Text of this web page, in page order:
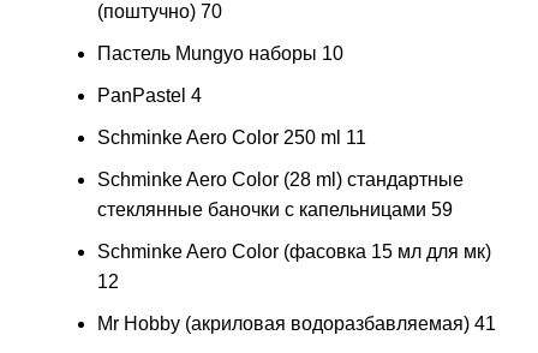
(поштучно) 70
Пастель Mungyo наборы 10
PanPastel 4
Schminke Aero Color 250 ml 11
Schminke Aero Color (28 ml) стандартные
стеклянные баночки с капельницами 59
Schminke Aero Color (фасовка 15 мл для мк)
12
Mr Hobby (акриловая водоразбавляемая) 41